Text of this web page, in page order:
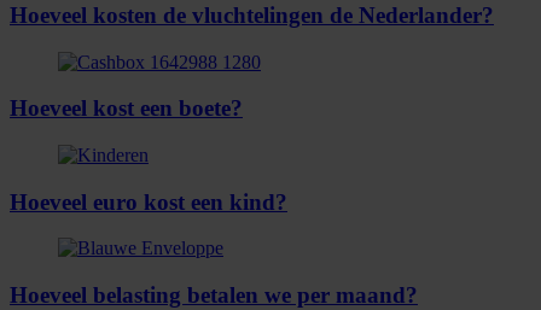
Hoeveel kosten de vluchtelingen de Nederlander?
Hoeveel kost een boete?
Hoeveel euro kost een kind?
Hoeveel belasting betalen we per maand?